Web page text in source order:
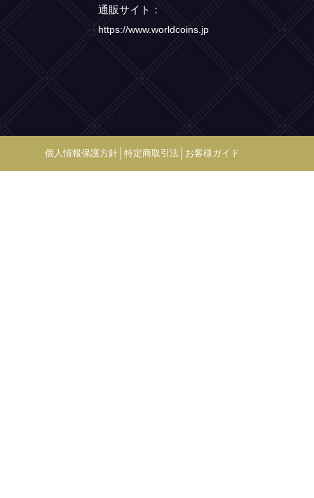
通販サイト：
https://www.worldcoins.jp
個人情報保護方針 特定商取引法 お客様ガイド